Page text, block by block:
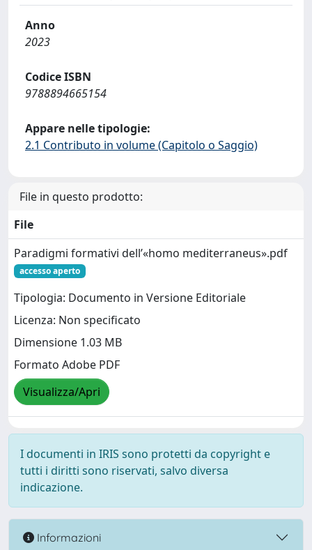
Anno
2023
Codice ISBN
9788894665154
Appare nelle tipologie:
2.1 Contributo in volume (Capitolo o Saggio)
File in questo prodotto:
File
Paradigmi formativi dell’«homo mediterraneus».pdf
accesso aperto
Tipologia: Documento in Versione Editoriale
Licenza: Non specificato
Dimensione 1.03 MB
Formato Adobe PDF
Visualizza/Apri
I documenti in IRIS sono protetti da copyright e
tutti i diritti sono riservati, salvo diversa
indicazione.
Informazioni